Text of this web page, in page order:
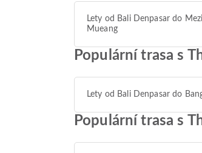
Lety od Bali Denpasar do
Mueang
Populární trasa s
Lety od Bali Denpasar do
Populární trasa s